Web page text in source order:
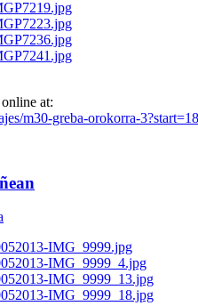
at:
m30-greba-orokorra-